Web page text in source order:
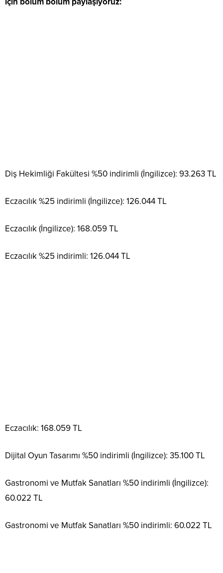
Diş Hekimliği Fakültesi %50 indirimli (İngilizce): 93.263 TL
Eczacılık %25 indirimli (İngilizce): 126.044 TL
Eczacılık (İngilizce): 168.059 TL
Eczacılık %25 indirimli: 126.044 TL
Eczacılık: 168.059 TL
Dijital Oyun Tasarımı %50 indirimli (İngilizce): 35.100 TL
Gastronomi ve Mutfak Sanatları %50 indirimli (İngilizce):
60.022 TL
Gastronomi ve Mutfak Sanatları %50 indirimli: 60.022 TL